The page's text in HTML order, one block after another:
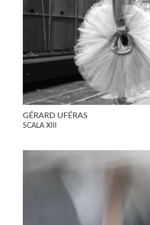
GÉRARD UFÉRAS
SCALA XIII